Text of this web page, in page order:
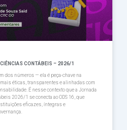
CONTÁBEIS – 2026/1
dos números — ela é peça-chave na
éticas, transparentes e alinhadas com
É nesse contexto que a Jornada
2026/1 se conecta ao ODS 16, que
eficazes, íntegras e